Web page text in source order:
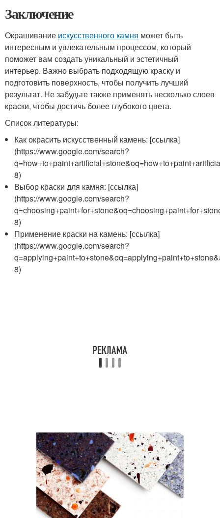
Заключение
Окрашивание искусственного камня может быть
интересным и увлекательным процессом, который
поможет вам создать уникальный и эстетичный
интерьер. Важно выбрать подходящую краску и
подготовить поверхность, чтобы получить лучший
результат. Не забудьте также применять несколько слоев
краски, чтобы достичь более глубокого цвета.
Список литературы:
Как окрасить искусственный камень: [ссылка]
(https://www.google.com/search?
8)
Выбор краски для камня: [ссылка]
(https://www.google.com/search?
8)
Применение краски на камень: [ссылка]
(https://www.google.com/search?
8)